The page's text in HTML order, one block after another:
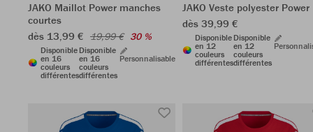
JAKO Maillot Power manches
courtes
dès 13,99 € 19,99 € 30 %
Disponible
en 16
couleurs
différentes
Disponible
en 16
couleurs
différentes
Personnalisable
JAKO Veste polyester Power
dès 39,99 €
Disponible
en 12
couleurs
différentes
Disponible
en 12
couleurs
différentes